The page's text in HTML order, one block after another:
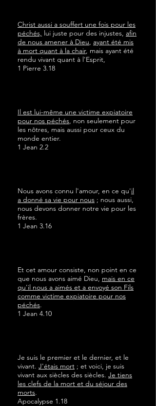
Christ aussi a souffert une fois pour les
péchés, lui juste pour des injustes, afin
de nous amener à Dieu, ayant été mis
à mort quant à la chair, mais ayant été
rendu vivant quant à l'Esprit,
1 Pierre 3.18
Il est lui-même une victime expiatoire
pour nos péchés, non seulement pour
les nôtres, mais aussi pour ceux du
monde entier.
1 Jean 2.2
Nous avons connu l'amour, en ce qu'il
a donné sa vie pour nous ; nous aussi,
nous devons donner notre vie pour les
frères.
1 Jean 3.16
Et cet amour consiste, non point en ce
que nous avons aimé Dieu, mais en ce
qu'il nous a aimés et a envoyé son Fils
comme victime expiatoire pour nos
péchés.
1 Jean 4.10
Je suis le premier et le dernier, et le
vivant. J'étais mort ; et voici, je suis
vivant aux siècles des siècles. Je tiens
les clefs de la mort et du séjour des
morts.
Apocalypse 1.18